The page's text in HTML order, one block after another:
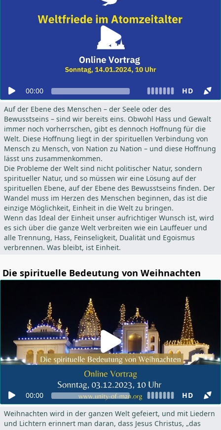
00:00
HD
Auf der Ebene des Menschen – der Seele oder des
Bewusstseins – sind wir bereits eins. Obwohl Hass und Gewalt
immer noch vorherrschen, gibt es dennoch Hoffnung für die
Welt. Diese Hoffnung liegt in der spirituellen Verbindung von
Mensch zu Mensch, von Nation zu Nation – und diese Hoffnung
lässt uns zusammenkommen.
Die Probleme der Welt sind nicht politischer Natur, sondern
spiritueller Natur, und so müssen wir eine Lösung auf der
spirituellen Ebene, auf der Ebene des Bewusstseins finden. Der
Wandel muss im Herzen des Menschen beginnen, das ist die
einzige Möglichkeit, Einheit in die Welt zu bringen.
Wenn das Ideal der Einheit unser aufrichtiger Wunsch ist, wird
es sich über die ganze Welt verbreiten wie ein Lauffeuer und
alle Trennung, Hass, Feinseligkeit, Dualität und Egoismus
verbrennen. Was bleibt, ist Einheit.
Die spirituelle Bedeutung von Weihnachten
00:00
HD
Weihnachten wird in der ganzen Welt gefeiert, und mit Liedern
und Lichtern erinnert man daran, dass Jesus Christus, „das